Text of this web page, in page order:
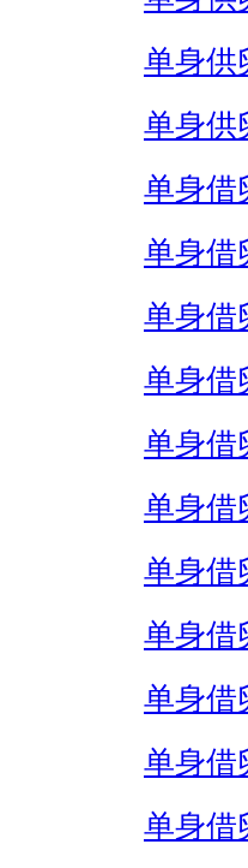
单身供
单身供
单身借
单身借
单身借
单身借
单身借
单身借
单身借
单身借
单身借
单身借
单身借